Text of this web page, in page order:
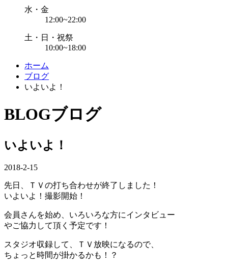
水・金
12:00~22:00
土・日・祝祭
10:00~18:00
ホーム
ブログ
いよいよ！
BLOGブログ
いよいよ！
2018-2-15
先日、ＴＶの打ち合わせが終了しました！
いよいよ！撮影開始！
会員さんを始め、いろいろな方にインタビュー
やご協力して頂く予定です！
スタジオ収録して、ＴＶ放映になるので、
ちょっと時間が掛かるかも！？